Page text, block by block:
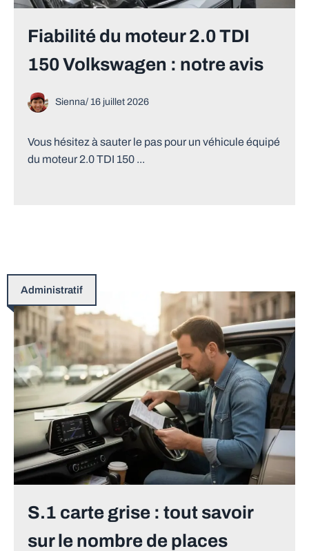
Fiabilité du moteur 2.0 TDI
150 Volkswagen : notre avis
Sienna/ 16 juillet 2026
Vous hésitez à sauter le pas pour un véhicule équipé
du moteur 2.0 TDI 150 ...
Administratif
S.1 carte grise : tout savoir
sur le nombre de places